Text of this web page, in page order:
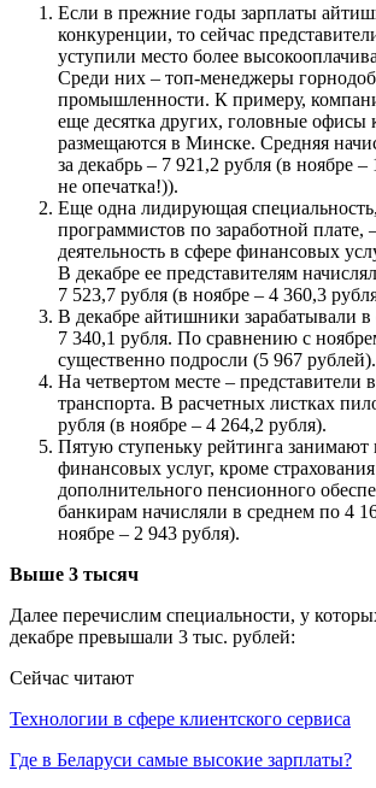
Если в прежние годы зарплаты
конкуренции, то сейчас
уступили место более
Среди них – топ-менеджеры
промышленности. К примеру,
еще десятка других, головные офисы
размещаются в Минске. Средняя
за декабрь – 7 921,2 рубля (в ноябре –
не опечатка!)).
Еще одна лидирующая
программистов по заработной плате,
деятельность в сфере финансовых
В декабре ее представителям
7 523,7 рубля (в ноябре – 4 360,3
В декабре айтишники зарабатывали
7 340,1 рубля. По сравнению с
существенно подросли (5 967 рублей).
На четвертом месте – представители
транспорта. В расчетных листках
рубля (в ноябре – 4 264,2 рубля).
Пятую ступеньку рейтинга занимают
финансовых услуг, кроме
дополнительного пенсионного
банкирам начисляли в среднем по 4
ноябре – 2 943 рубля).
Выше 3 тысяч
Далее перечислим специальности, у
декабре превышали 3 тыс. рублей:
Сейчас читают
Технологии в сфере клиентского сервиса
Где в Беларуси самые высокие зарплаты?